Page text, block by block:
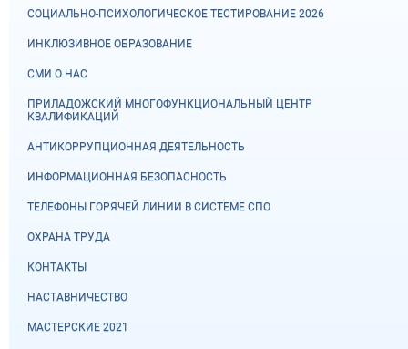
СОЦИАЛЬНО-ПСИХОЛОГИЧЕСКОЕ ТЕСТИРОВАНИЕ 2026
ИНКЛЮЗИВНОЕ ОБРАЗОВАНИЕ
СМИ О НАС
ПРИЛАДОЖСКИЙ МНОГОФУНКЦИОНАЛЬНЫЙ ЦЕНТР
КВАЛИФИКАЦИЙ
АНТИКОРРУПЦИОННАЯ ДЕЯТЕЛЬНОСТЬ
ИНФОРМАЦИОННАЯ БЕЗОПАСНОСТЬ
ТЕЛЕФОНЫ ГОРЯЧЕЙ ЛИНИИ В СИСТЕМЕ СПО
ОХРАНА ТРУДА
КОНТАКТЫ
НАСТАВНИЧЕСТВО
МАСТЕРСКИЕ 2021